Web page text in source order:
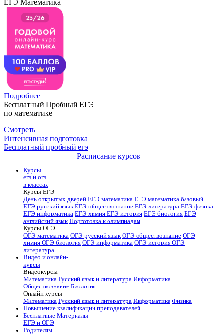
ЕГЭ Математика
Подробнее
Бесплатный Пробный ЕГЭ
по математике
Смотреть
Интенсивная подготовка
Бесплатный пробный егэ
Расписание курсов
Курсы
егэ и огэ
в классах
Курсы ЕГЭ
День открытых дверей ЕГЭ математика ЕГЭ математика базовый
ЕГЭ русский язык ЕГЭ обществознание ЕГЭ литература ЕГЭ физика
ЕГЭ информатика ЕГЭ химия ЕГЭ история ЕГЭ биология ЕГЭ
английский язык Подготовка к олимпиадам
Курсы ОГЭ
ОГЭ математика ОГЭ русский язык ОГЭ обществознание ОГЭ
химия ОГЭ биология ОГЭ информатика ОГЭ история ОГЭ
литература
Видео и онлайн-
курсы
Видеокурсы
Математика Русский язык и литература Информатика
Обществознание Биология
Онлайн курсы
Математика Русский язык и литература Информатика Физика
Повышение квалификации преподавателей
Бесплатные Материалы
ЕГЭ и ОГЭ
Родителям